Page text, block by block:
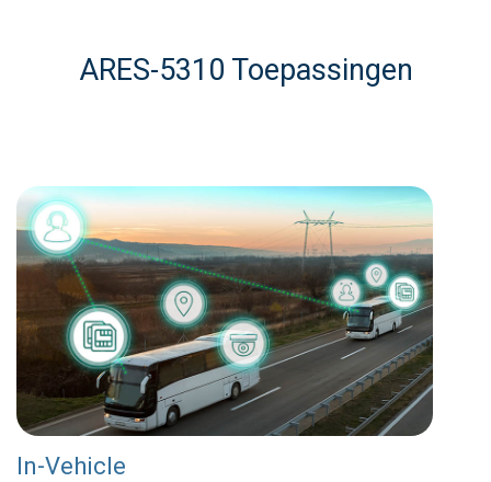
ARES-5310 Toepassingen
In-Vehicle